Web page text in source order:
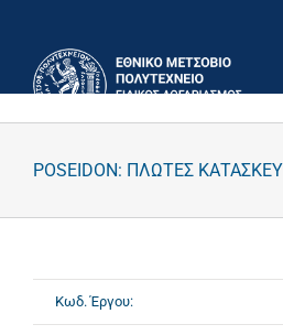
περιεχόμενο
POSEIDON: ΠΛΩΤΕΣ
Κωδ. Έργου: